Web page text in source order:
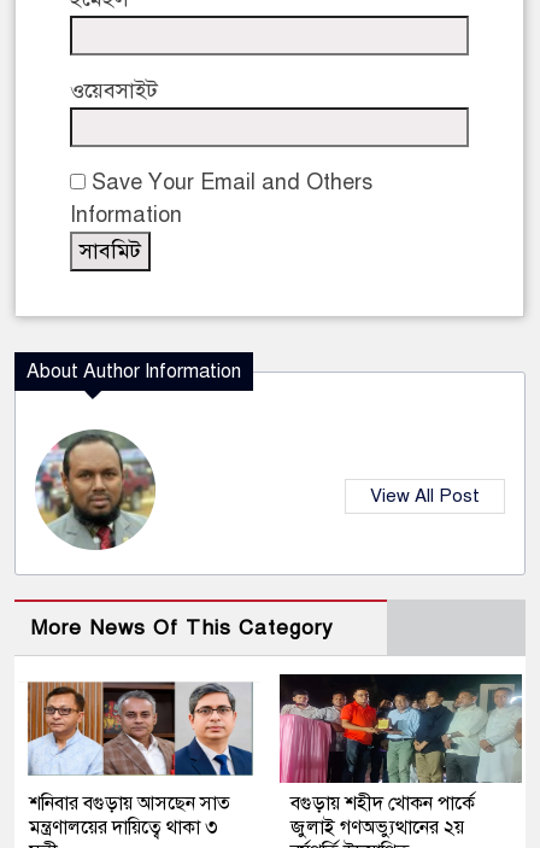
ওয়েবসাইট
Save Your Email and Others
Information
About Author Information
View All Post
More News Of This Category
শনিবার বগুড়ায় আসছেন সাত
মন্ত্রণালয়ের দায়িত্বে থাকা ৩
বগুড়ায় শহীদ খোকন পার্কে
জুলাই গণঅভ্যুত্থানের ২য়